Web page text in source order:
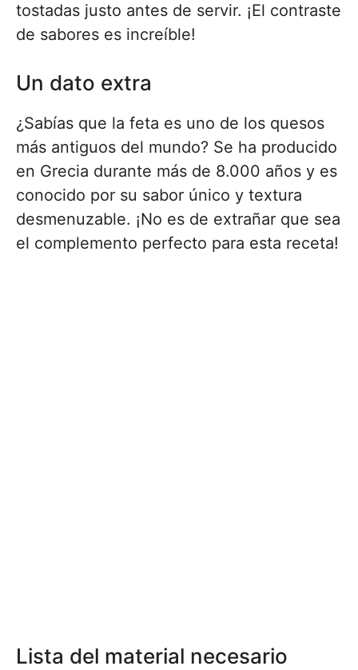
tostadas justo antes de servir. ¡El contraste
de sabores es increíble!
Un dato extra
¿Sabías que la feta es uno de los quesos
más antiguos del mundo? Se ha producido
en Grecia durante más de 8.000 años y es
conocido por su sabor único y textura
desmenuzable. ¡No es de extrañar que sea
el complemento perfecto para esta receta!
Lista del material necesario